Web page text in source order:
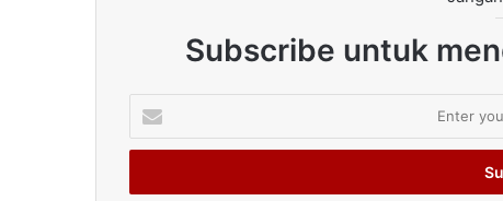
Subscribe untuk
your
Email